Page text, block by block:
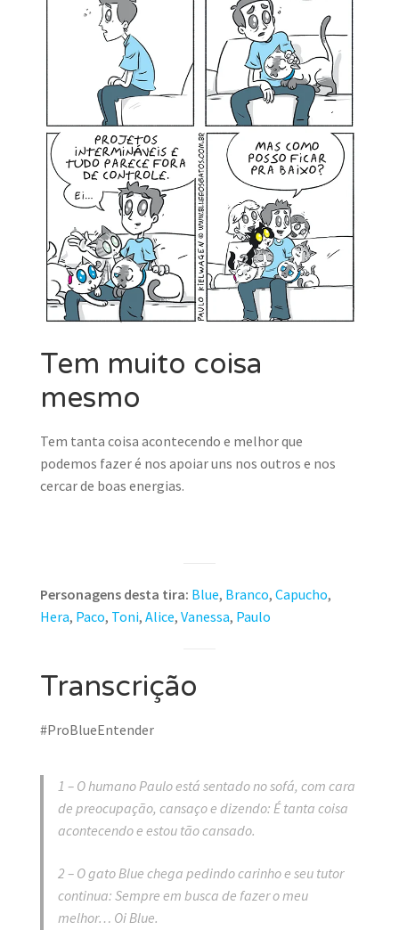
MINHA CONTA
Search Button
Tem muito coisa
mesmo
Tem tanta coisa acontecendo e melhor que
podemos fazer é nos apoiar uns nos outros e nos
cercar de boas energias.
Personagens desta tira: Blue, Branco, Capucho,
Hera, Paco, Toni, Alice, Vanessa, Paulo
Transcrição
#ProBlueEntender
1 – O humano Paulo está sentado no sofá, com cara
de preocupação, cansaço e dizendo: É tanta coisa
acontecendo e estou tão cansado.
2 – O gato Blue chega pedindo carinho e seu tutor
continua: Sempre em busca de fazer o meu
melhor… Oi Blue.